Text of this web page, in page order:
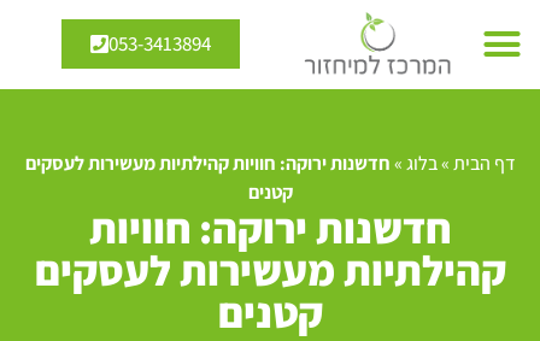
053-3413894
דף הבית»בלוג»חדשנות ירוקה: חוויות קהילתיות מעשירות לעסקים
קטנים
חדשנות ירוקה: חוויות
קהילתיות מעשירות לעסקים
קטנים